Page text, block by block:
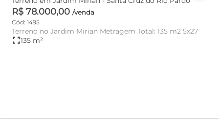
R$ 78.000,00 /venda
Cód: 1495
Terreno no Jardim Mirian Metragem Total: 135 m2 5x27
fullscreen135 m²